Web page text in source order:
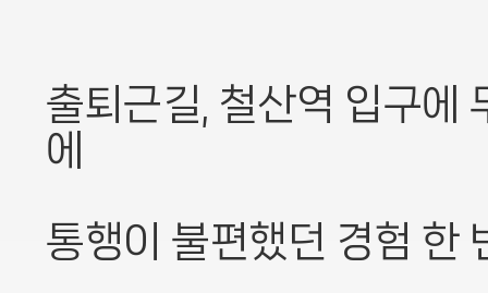
출퇴근길, 철산역 입구에
에
통행이 불편했던 경험 한